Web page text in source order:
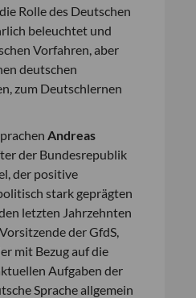
Rolle des Deutschen
beleuchtet und
Vorfahren, aber
deutschen
zum Deutschlernen
Andreas
der Bundesrepublik
der positive
stark geprägten
letzten Jahrzehnten
der GfdS,
mit Bezug auf die
Aufgaben der
Sprache allgemein